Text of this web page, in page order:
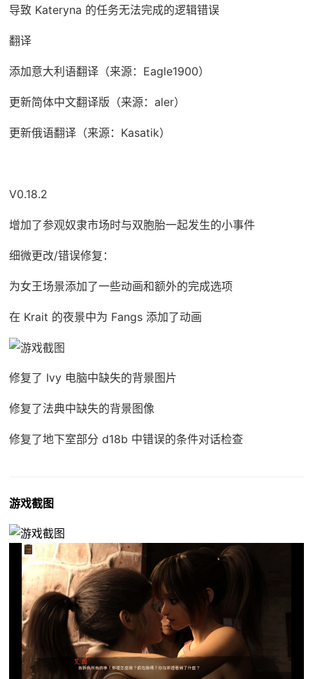
导致 Kateryna 的任务无法完成的逻辑错误
翻译
添加意大利语翻译（来源：Eagle1900）
更新简体中文翻译版（来源：aler）
更新俄语翻译（来源：Kasatik）
V0.18.2
增加了参观奴隶市场时与双胞胎一起发生的小事件
细微更改/错误修复：
为女王场景添加了一些动画和额外的完成选项
在 Krait 的夜景中为 Fangs 添加了动画
修复了 Ivy 电脑中缺失的背景图片
修复了法典中缺失的背景图像
修复了地下室部分 d18b 中错误的条件对话检查
游戏截图